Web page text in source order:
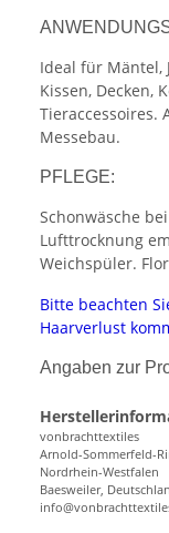
Ideal für Mäntel,
Kissen, Decken,
Tieraccessoires.
Messebau.
PFLEGE:
Schonwäsche
Lufttrocknung
Weichspüler.
Bitte beachten
Haarverlust
Angaben zur
vonbrachttextiles
Arnold-Sommerfeld-
Nordrhein-Westfalen
Baesweiler,